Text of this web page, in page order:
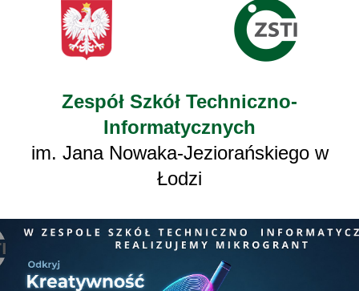
Zespół Szkół Techniczno-
Informatycznych
im. Jana Nowaka-Jeziorańskiego w
Łodzi